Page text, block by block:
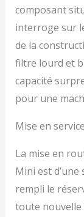
composant
interroge sur
de la
filtre lourd et
capacité
pour une
Mise en
La mise en
Mini est
rempli le
toute nouvelle